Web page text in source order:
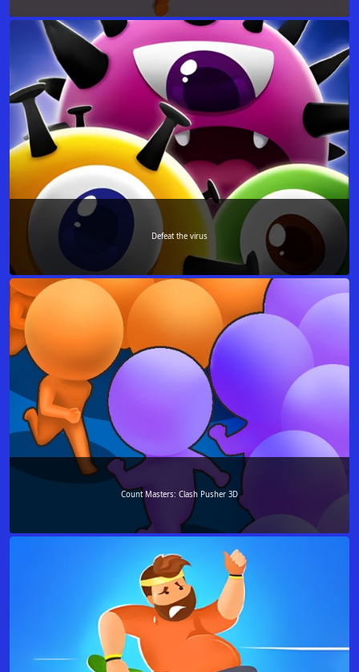
Defeat the virus
Count Masters: Clash Pusher 3D